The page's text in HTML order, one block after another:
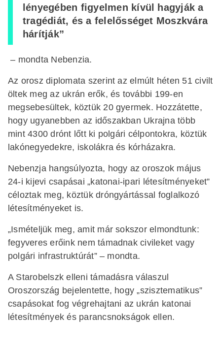
lényegében figyelmen kívül hagyják a
tragédiát, és a felelősséget Moszkvára
hárítják”
– mondta Nebenzia.
Az orosz diplomata szerint az elmúlt héten 51 civilt
öltek meg az ukrán erők, és további 199-en
megsebesültek, köztük 20 gyermek. Hozzátette,
hogy ugyanebben az időszakban Ukrajna több
mint 4300 drónt lőtt ki polgári célpontokra, köztük
lakónegyedekre, iskolákra és kórházakra.
Nebenzja hangsúlyozta, hogy az oroszok május
24-i kijevi csapásai „katonai-ipari létesítményeket”
céloztak meg, köztük dróngyártással foglalkozó
létesítményeket is.
„Ismételjük meg, amit már sokszor elmondtunk:
fegyveres erőink nem támadnak civileket vagy
polgári infrastruktúrát” – mondta.
A Starobelszk elleni támadásra válaszul
Oroszország bejelentette, hogy „szisztematikus”
csapásokat fog végrehajtani az ukrán katonai
létesítmények és parancsnokságok ellen.